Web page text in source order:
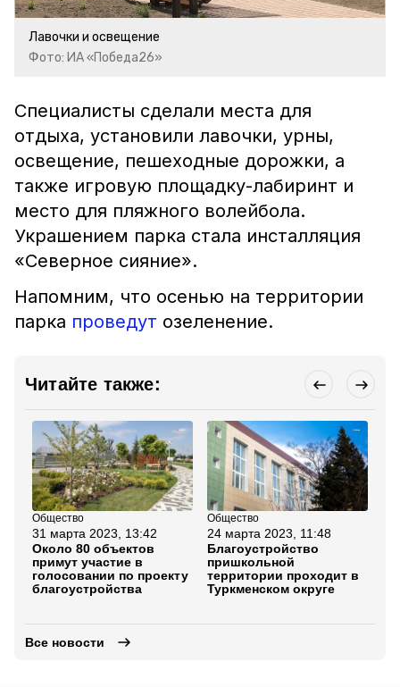
Лавочки и освещение
Фото: ИА «Победа26»
Специалисты сделали места для
отдыха, установили лавочки, урны,
освещение, пешеходные дорожки, а
также игровую площадку-лабиринт и
место для пляжного волейбола.
Украшением парка стала инсталляция
«Северное сияние».
Напомним, что осенью на территории
парка проведут озеленение.
Читайте также:
Общество
31 марта 2023, 13:42
Около 80 объектов
примут участие в
голосовании по проекту
благоустройства
Общество
24 марта 2023, 11:48
Благоустройство
пришкольной
территории проходит в
Туркменском округе
Все новости